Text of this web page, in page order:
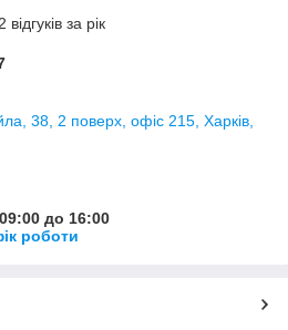
за рік
38, 2 поверх, офіс 215, Харків,
до 16:00
роботи